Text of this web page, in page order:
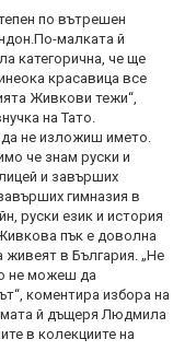
по вътрешен
малката й
категорична, че ще
красавица все
Живкови тежи“,
на Тато.
не изложиш името.
че знам руски и
и завърших
гимназия в
руски език и история
пък е доволна
живеят в България. „Не
не можеш да
коментира избора на
й дъщеря Людмила
в колекциите на